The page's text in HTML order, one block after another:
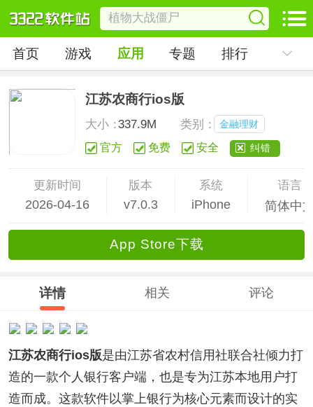
首页 游戏 应用 专题 排行
江苏农商行ios版
大小：337.9M 类别： 金融理财
官方 免费 安全 纠错
更新时间
2026-04-16
版本
v7.0.3
系统
iPhone
语言
简体中
App Store下载
详情 相关 评论
江苏农商行ios版是由江苏省农村信用社联合社倾力打
造的一款个人银行客户端，也是专为江苏本地用户打
造而成。这款软件以掌上银行为核心元素而设计的实